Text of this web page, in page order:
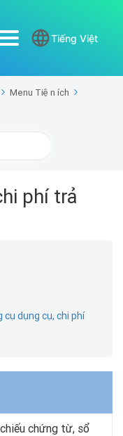
Tiếng Việt
Menu Tiện ích
phí trả
cụ dụng cụ, chi phí
chứng từ, sổ